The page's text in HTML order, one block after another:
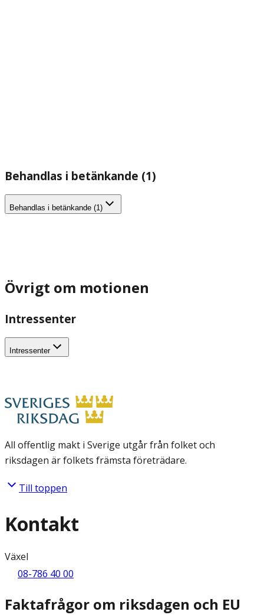
Behandlas i betänkande (1)
Behandlas i betänkande (1)
Övrigt om motionen
Intressenter
Intressenter
All offentlig makt i Sverige utgår från folket och
riksdagen är folkets främsta företrädare.
Till toppen
Kontakt
Växel
08-786 40 00
Faktafrågor om riksdagen och EU